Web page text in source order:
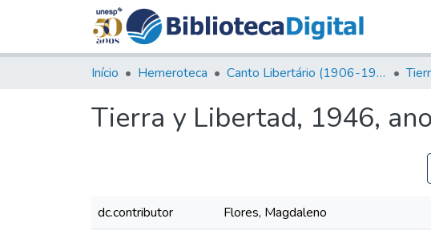
Início Hemeroteca Canto Libertário (1906-1995)
Tierra y Libertad, 1946,
dc.contributor
Flores, Magdaleno